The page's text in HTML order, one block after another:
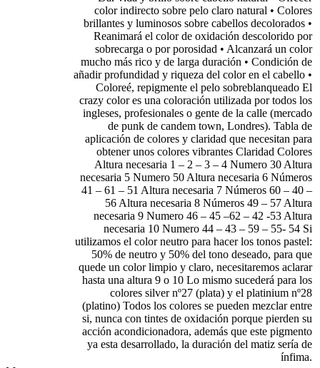
color indirecto sobre pelo claro natural • Colores
brillantes y luminosos sobre cabellos decolorados •
Reanimará el color de oxidación descolorido por
sobrecarga o por porosidad • Alcanzará un color
mucho más rico y de larga duración • Condición de
añadir profundidad y riqueza del color en el cabello •
Coloreé, repigmente el pelo sobreblanqueado El
crazy color es una coloración utilizada por todos los
ingleses, profesionales o gente de la calle (mercado
de punk de candem town, Londres). Tabla de
aplicación de colores y claridad que necesitan para
obtener unos colores vibrantes Claridad Colores
Altura necesaria 1 – 2 – 3 – 4 Numero 30 Altura
necesaria 5 Numero 50 Altura necesaria 6 Números
41 – 61 – 51 Altura necesaria 7 Números 60 – 40 –
56 Altura necesaria 8 Números 49 – 57 Altura
necesaria 9 Numero 46 – 45 –62 – 42 -53 Altura
necesaria 10 Numero 44 – 43 – 59 – 55- 54 Si
utilizamos el color neutro para hacer los tonos pastel:
50% de neutro y 50% del tono deseado, para que
quede un color limpio y claro, necesitaremos aclarar
hasta una altura 9 o 10 Lo mismo sucederá para los
colores silver nº27 (plata) y el platinium nº28
(platino) Todos los colores se pueden mezclar entre
si, nunca con tintes de oxidación porque pierden su
acción acondicionadora, además que este pigmento
ya esta desarrollado, la duración del matiz sería de
ínfima.